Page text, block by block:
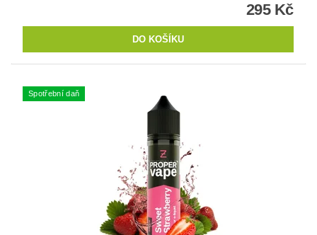
295 Kč
Spotřební daň